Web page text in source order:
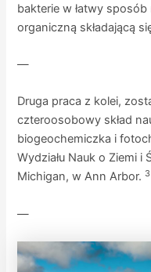
bakterie w łatwy
organiczną składającą
—
Druga praca z kolei,
czteroosobowy skład
biogeochemiczka i
Wydziału Nauk o Ziemi
Michigan, w Ann Arbor. 3
—